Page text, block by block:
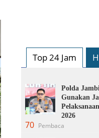
Top 24 Jam
Polda
Gunakan
2026
70 Pembaca